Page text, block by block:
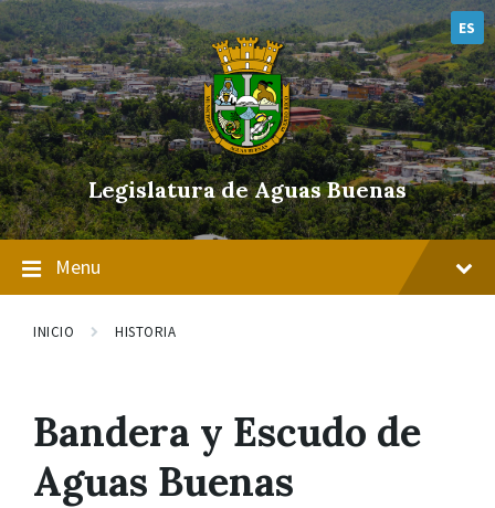
Skip
to
content
Skip
to
main
navigation
Skip
to
footer
ES
Legislatura de Aguas Buenas
Menu
INICIO HISTORIA
Bandera y Escudo de
Aguas Buenas